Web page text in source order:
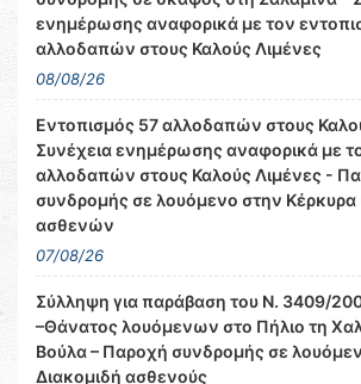
ενημέρωσης αναφορικά με τον
αλλοδαπών στους Καλούς Λιμένες
08/08/26
Εντοπισμός 57 αλλοδαπών στους
Συνέχεια ενημέρωσης αναφορικά με
αλλοδαπών στους Καλούς Λιμένες -
συνδρομής σε λουόμενο στην Κέρκυρα
ασθενών
07/08/26
Σύλληψη για παράβαση του Ν. 3409/
–Θάνατος λουόμενων στο Πήλιο τη
Βούλα – Παροχή συνδρομής σε
Διακομιδή ασθενούς